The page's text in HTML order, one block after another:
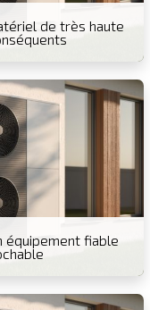
de très haute
équipement fiable